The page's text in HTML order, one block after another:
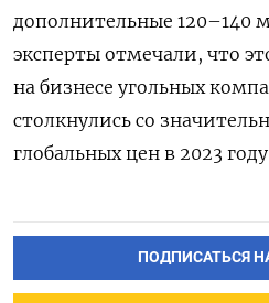
дополнительные 120–140
эксперты отмечали, что
на бизнесе угольных
столкнулись со
глобальных цен в 2023
ПОДПИСАТЬСЯ